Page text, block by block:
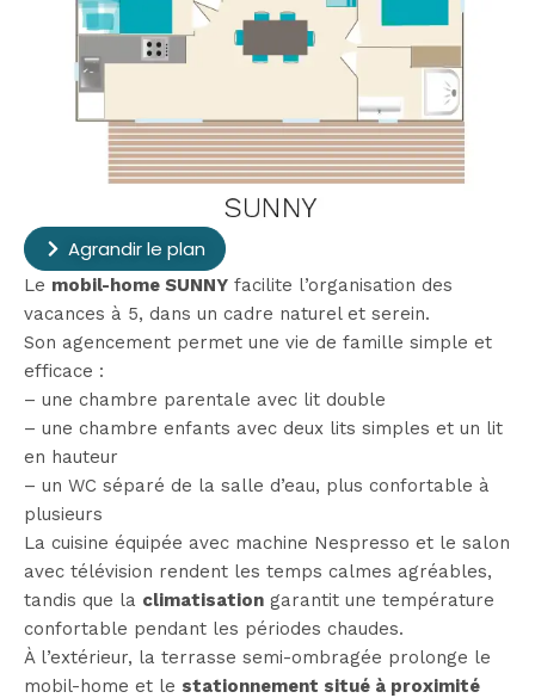
Agrandir le plan
Le mobil-home SUNNY facilite l’organisation des
vacances à 5, dans un cadre naturel et serein.
Son agencement permet une vie de famille simple et
efficace :
– une chambre parentale avec lit double
– une chambre enfants avec deux lits simples et un lit
en hauteur
– un WC séparé de la salle d’eau, plus confortable à
plusieurs
La cuisine équipée avec machine Nespresso et le salon
avec télévision rendent les temps calmes agréables,
tandis que la climatisation garantit une température
confortable pendant les périodes chaudes.
À l’extérieur, la terrasse semi-ombragée prolonge le
mobil-home et le stationnement situé à proximité